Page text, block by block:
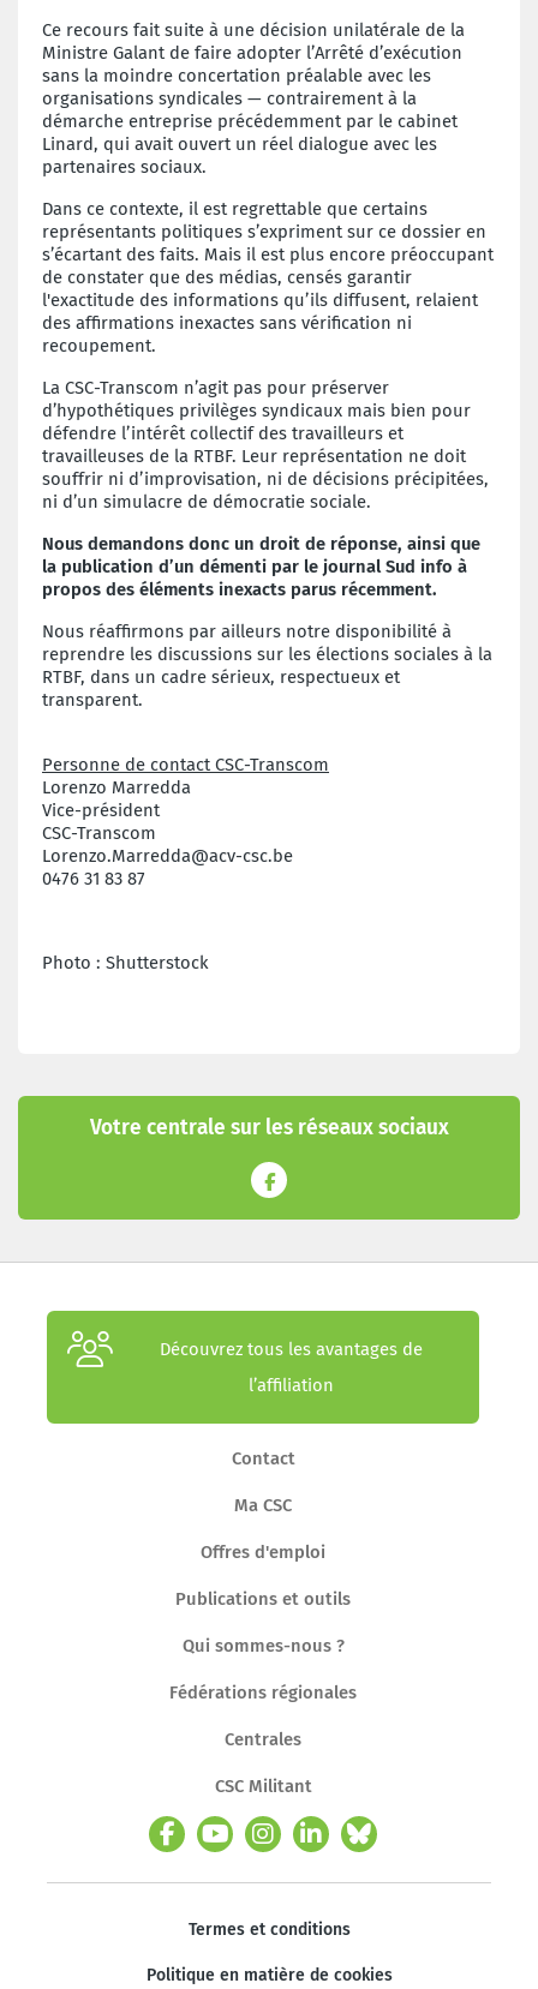
Ce recours fait suite à une décision unilatérale de la
Ministre Galant de faire adopter l’Arrêté d’exécution
sans la moindre concertation préalable avec les
organisations syndicales — contrairement à la
démarche entreprise précédemment par le cabinet
Linard, qui avait ouvert un réel dialogue avec les
partenaires sociaux.
Dans ce contexte, il est regrettable que certains
représentants politiques s’expriment sur ce dossier en
s’écartant des faits. Mais il est plus encore préoccupant
de constater que des médias, censés garantir
l'exactitude des informations qu’ils diffusent, relaient
des affirmations inexactes sans vérification ni
recoupement.
La CSC-Transcom n’agit pas pour préserver
d’hypothétiques privilèges syndicaux mais bien pour
défendre l’intérêt collectif des travailleurs et
travailleuses de la RTBF. Leur représentation ne doit
souffrir ni d’improvisation, ni de décisions précipitées,
ni d’un simulacre de démocratie sociale.
Nous demandons donc un droit de réponse, ainsi que
la publication d’un démenti par le journal Sud info à
propos des éléments inexacts parus récemment.
Nous réaffirmons par ailleurs notre disponibilité à
reprendre les discussions sur les élections sociales à la
RTBF, dans un cadre sérieux, respectueux et
transparent.
Personne de contact CSC-Transcom
Lorenzo Marredda
Vice-président
CSC-Transcom
Lorenzo.Marredda@acv-csc.be
0476 31 83 87
Photo : Shutterstock
Votre centrale sur les réseaux sociaux
Découvrez tous les avantages de
l’affiliation
Contact
Ma CSC
Offres d'emploi
Publications et outils
Qui sommes-nous ?
Fédérations régionales
Centrales
CSC Militant
Termes et conditions
Politique en matière de cookies